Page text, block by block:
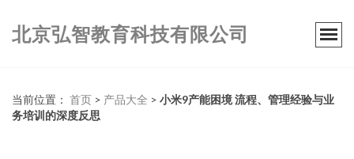
北京弘智教育科技有限公司
当前位置： 首页 > 产品大全 > 小米9产能困境 流程、管理经验与业
务培训的深度反思